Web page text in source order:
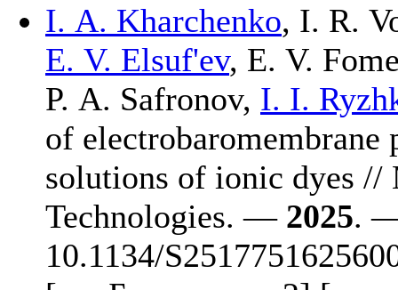
I. A. Kharchenko, I. R.
E. V. Elsuf'ev, E. V.
P. A. Safronov, I. I.
of electrobaromembrane
solutions of ionic dyes //
Technologies. — 2025.
10.1134/